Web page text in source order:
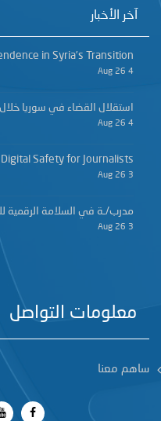
آخر الأخبار
in Syria’s Transition
4 Aug 26
استقلال القضاء في سوريا خلال
4 Aug 26
Digital Safety for Journalists
3 Aug 26
مدرب/ـة في السلامة الرقمية
3 Aug 26
معلومات التواصل
ساهم معنا